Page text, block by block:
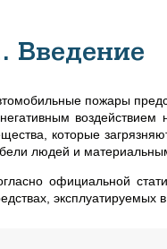
Введение
пожары
которые
людей и
официальной
эксплуатируемых